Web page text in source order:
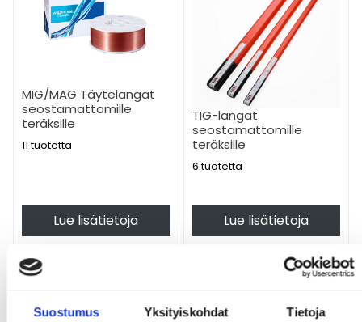
Suostumus Yksityiskohdat Tietoja
MIG/MAG Täytelangat
seostamattomille
teräksille
11 tuotetta
Lue lisätietoja
TIG-langat
seostamattomille
teräksille
6 tuotetta
Lue lisätietoja